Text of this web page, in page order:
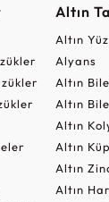
Altın
Altın
Alyans
Altın
Altın
Altın
Altın
Altın
Altın